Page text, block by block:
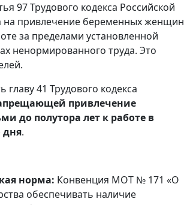
97 Трудового кодекса Российской
на привлечение беременных женщин
за пределами установленной
ненормированного труда. Это
41 Трудового кодекса
привлечение
до полутора лет к работе в
дня.
норма: Конвенция МОТ № 171 «О
обеспечивать наличие